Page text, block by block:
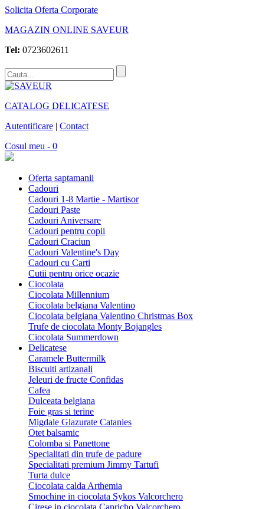
Solicita Oferta Corporate
MAGAZIN ONLINE SAVEUR
Tel: 0723602611
CATALOG DELICATESE
Autentificare | Contact
Cosul meu - 0
Oferta saptamanii
Cadouri
Cadouri 1-8 Martie - Martisor
Cadouri Paste
Cadouri Aniversare
Cadouri pentru copii
Cadouri Craciun
Cadouri Valentine's Day
Cadouri cu Carti
Cutii pentru orice ocazie
Ciocolata
Ciocolata Millennium
Ciocolata belgiana Valentino
Ciocolata belgiana Valentino Christmas Box
Trufe de ciocolata Monty Bojangles
Ciocolata Summerdown
Delicatese
Caramele Buttermilk
Biscuiti artizanali
Jeleuri de fructe Confidas
Cafea
Dulceata belgiana
Foie gras si terine
Migdale Glazurate Catanies
Otet balsamic
Colomba si Panettone
Specialitati din trufe de padure
Specialitati premium Jimmy Tartufi
Turta dulce
Ciocolata calda Arthemia
Smochine in ciocolata Sykos Valcorchero
Cirese in ciocolata Capricho Valcorchero